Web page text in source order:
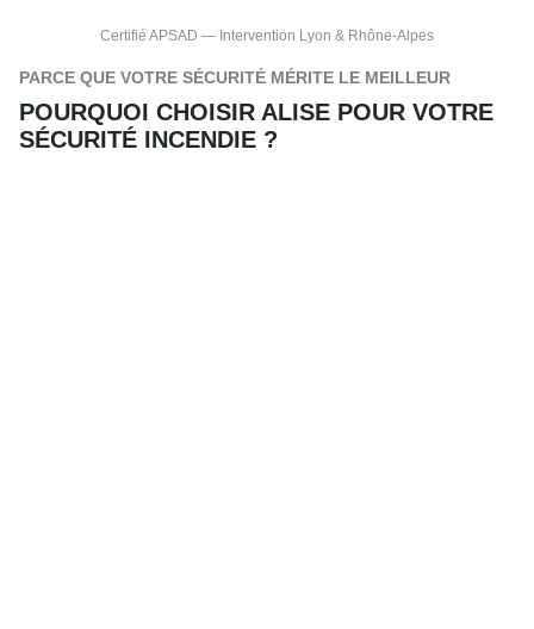
Certifié APSAD — Intervention Lyon & Rhône-Alpes
PARCE QUE VOTRE SÉCURITÉ MÉRITE LE MEILLEUR
POURQUOI CHOISIR ALISE POUR VOTRE
SÉCURITÉ INCENDIE ?